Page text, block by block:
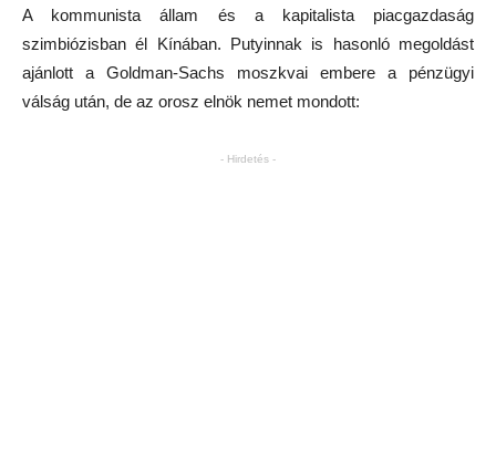
A kommunista állam és a kapitalista piacgazdaság
szimbiózisban él Kínában. Putyinnak is hasonló megoldást
ajánlott a Goldman-Sachs moszkvai embere a pénzügyi
válság után, de az orosz elnök nemet mondott:
- Hirdetés -